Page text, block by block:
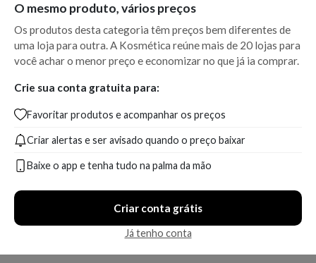
O mesmo produto, vários preços
Os produtos desta categoria têm preços bem diferentes de
uma loja para outra. A Kosmética reúne mais de 20 lojas para
você achar o menor preço e economizar no que já ia comprar.
Crie sua conta gratuita para:
Favoritar produtos e acompanhar os preços
Criar alertas e ser avisado quando o preço baixar
Baixe o app e tenha tudo na palma da mão
Criar conta grátis
Já tenho conta